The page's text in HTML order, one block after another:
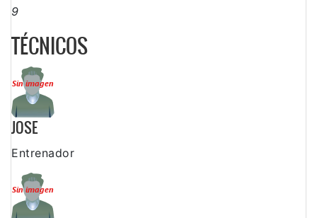
9
TÉCNICOS
JOSE
Entrenador